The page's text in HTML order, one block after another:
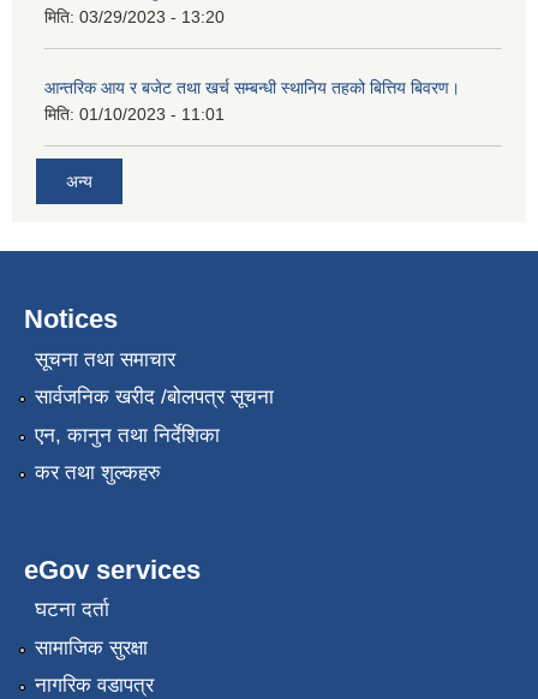
मिति: 03/29/2023 - 13:20
आन्तरिक आय र बजेट तथा खर्च सम्बन्धी स्थानिय तहको बित्तिय बिवरण।
मिति: 01/10/2023 - 11:01
अन्य
Notices
सूचना तथा समाचार
सार्वजनिक खरीद /बोलपत्र सूचना
एन, कानुन तथा निर्देशिका
कर तथा शुल्कहरु
eGov services
घटना दर्ता
सामाजिक सुरक्षा
नागरिक वडापत्र